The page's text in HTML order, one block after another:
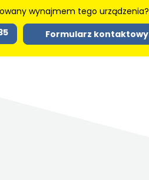
wynajmem tego urządzenia?
Formularz kontaktowy